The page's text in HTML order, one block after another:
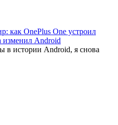
как OnePlus One устроил
изменил Android
в истории Android, я снова